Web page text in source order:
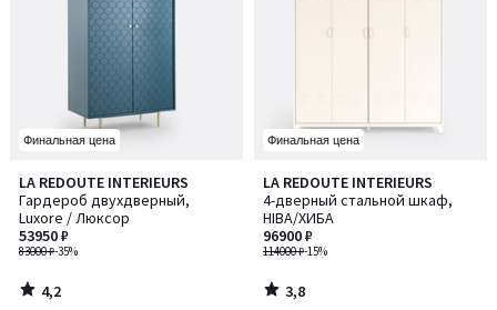
Финальная цена
LA REDOUTE INTERIEURS
Гардероб двухдверный,
Luxore / Люксор
83000 ₽-35%
53950 ₽
4,2
/ 5
4,2
/
Финальная цена
LA REDOUTE INTERIEURS
4-дверный стальной шкаф,
HIBA/ХИБА
114000 ₽-15%
96900 ₽
3,8
/ 5
3,8
/